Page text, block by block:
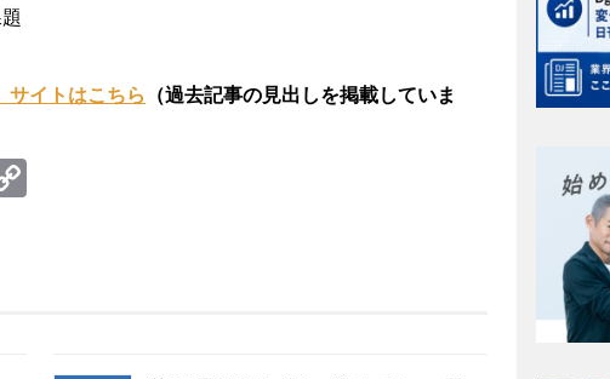
イトはこちら （過去記事の見出しを掲載していま